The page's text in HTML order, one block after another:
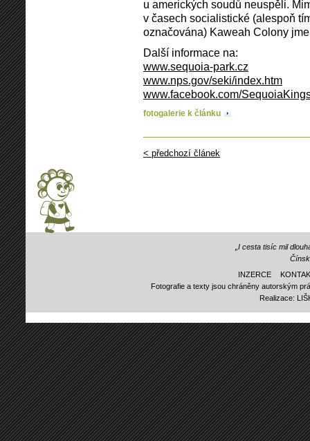
u amerických soudů neuspěli.
v časech socialistické (alespoň
označována) Kaweah Colony
Další informace na:
www.sequoia-park.cz
www.nps.gov/seki/index.htm
www.facebook.com/
fotogalerie k článku
< předchozí článek
„I cesta tisíc mil
INZERCE
Fotografie a texty jsou chráněny autorským
Realizace: